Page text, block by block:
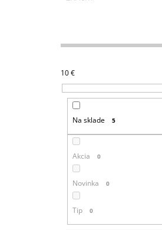
10€
Na sklade 5
Akcia 0
Novinka 0
Tip 0